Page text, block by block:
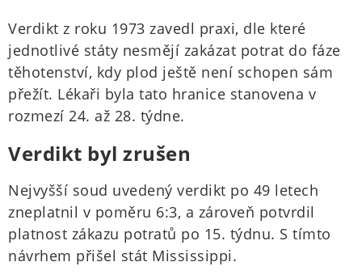
Verdikt z roku 1973 zavedl praxi, dle které
jednotlivé státy nesmějí zakázat potrat do fáze
těhotenství, kdy plod ještě není schopen sám
přežít. Lékaři byla tato hranice stanovena v
rozmezí 24. až 28. týdne.
Verdikt byl zrušen
Nejvyšší soud uvedený verdikt po 49 letech
zneplatnil v poměru 6:3, a zároveň potvrdil
platnost zákazu potratů po 15. týdnu. S tímto
návrhem přišel stát Mississippi.